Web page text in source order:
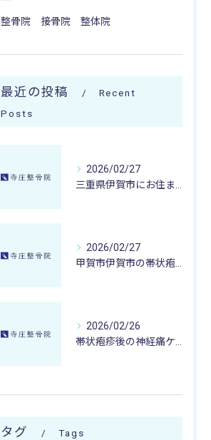
整骨院 接骨院 整体院
最近の投稿
Recent
Posts
2026/02/27
2026/02/27
2026/02/26
タグ Tags